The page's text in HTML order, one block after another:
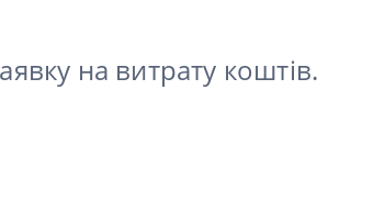
на витрату коштів.